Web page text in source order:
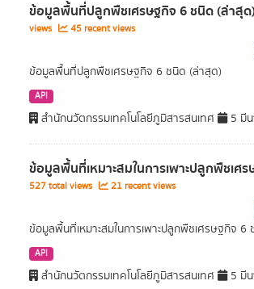
ข้อมูลพื้นที่ปลูกพืชเศรษฐกิจ 6 ชนิด (ล่าสุ
views
45 recent views
ข้อมูลพื้นที่ปลูกพืชเศรษฐกิจ 6 ชนิด (ล่าสุด)
API
สำนักนวัตกรรมเทคโนโลยีภูมิสารสนเทศ 5 มีน
ข้อมูลพื้นที่เหมาะสมในการเพาะปลูกพืชเศ
527 total views 21 recent views
ข้อมูลพื้นที่เหมาะสมในการเพาะปลูกพืชเศรษฐกิจ 6
API
สำนักนวัตกรรมเทคโนโลยีภูมิสารสนเทศ 5 มีน